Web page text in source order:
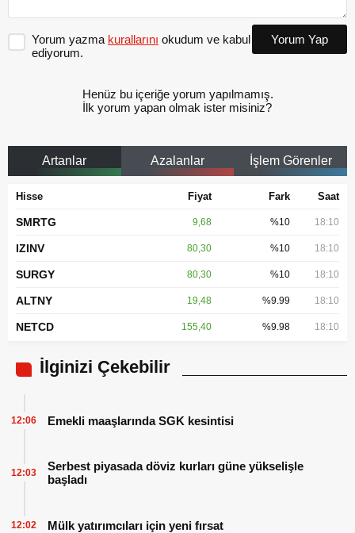
Yorum yazma kurallarını okudum ve kabul
ediyorum.
Yorum Yap
Henüz bu içeriğe yorum yapılmamış.
İlk yorum yapan olmak ister misiniz?
Artanlar Azalanlar İşlem Görenler
Hisse Fiyat Fark Saat
SMRTG 9,68 %10 18:10
IZINV 80,30 %10 18:10
SURGY 80,30 %10 18:10
ALTNY 19,48 %9.99 18:10
NETCD 155,40 %9.98 18:10
İlginizi Çekebilir
Emekli maaşlarında SGK kesintisi
12:06
Serbest piyasada döviz kurları güne yükselişle
başladı
12:03
Mülk yatırımcıları için yeni fırsat
12:02